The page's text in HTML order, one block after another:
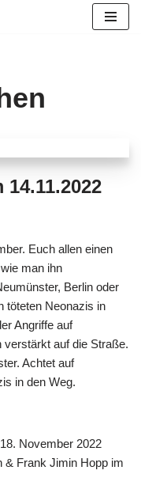
14.11.2022
Euch allen einen
man ihn
Berlin oder
töteten Neonazis in
Angriffe auf
verstärkt auf die Straße.
Achtet auf
in den Weg.
November 2022
Frank Jimin Hopp im